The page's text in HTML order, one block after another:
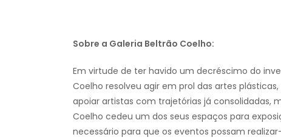
Sobre a Galeria Beltrão Coelho:
Em virtude de ter havido um decréscimo do
Coelho resolveu agir em prol das artes
apoiar artistas com trajetórias já consolidadas,
Coelho cedeu um dos seus espaços para
necessário para que os eventos possam